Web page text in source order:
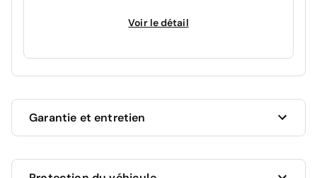
Voir le détail
Garantie et entretien